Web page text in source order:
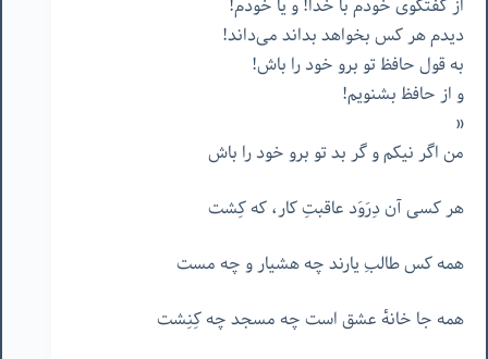
از گفتگوی خودم با خدا! و یا خودم!
دیدم هر کس بخواهد بداند می‌داند!
به قول حافظ تو برو خود را باش!
و از حافظ بشنویم!
«
من اگر نیکم و گر بد تو برو خود را باش
هر کسی آن دِرَوَد عاقبتِ کار، که کِشت
همه کس طالبِ یارند چه هشیار و چه مست
همه جا خانهٔ عشق است چه مسجد چه کِنِشت